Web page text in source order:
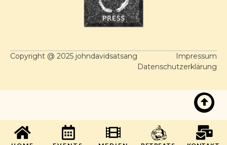
Copyright @ 2025 johndavidsatsang
Impressum
Datenschutzerklärung